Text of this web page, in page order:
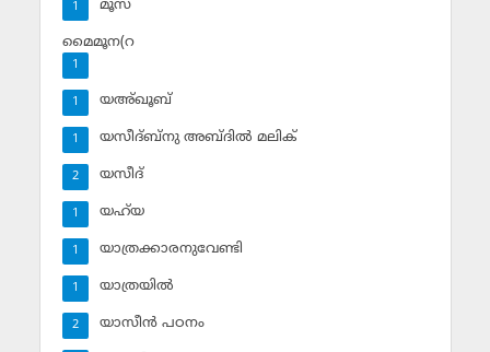
മൂസ
1
മൈമൂന(റ
1
യഅ്ഖൂബ്‌
1
യസീദ്ബ്‌നു അബ്ദില്‍ മലിക്‌
1
യസീദ്‌
2
യഹ്‌യ
1
യാത്രക്കാരനുവേണ്ടി
1
യാത്രയില്‍
1
യാസീന്‍ പഠനം
2